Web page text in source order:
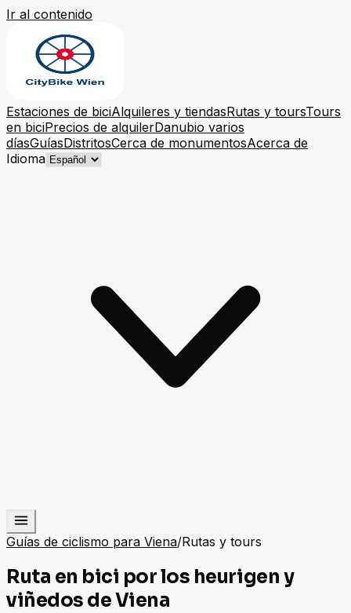
Ir al contenido
Estaciones de biciAlquileres y tiendasRutas y toursTours
en biciPrecios de alquilerDanubio varios
díasGuíasDistritosCerca de monumentosAcerca de
Idioma
Guías de ciclismo para Viena/Rutas y tours
Ruta en bici por los heurigen y
viñedos de Viena